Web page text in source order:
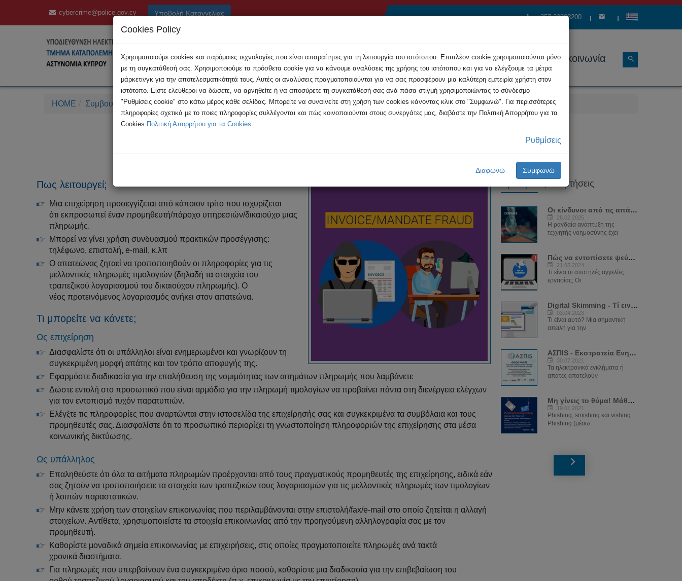
cybercrime@police.gov.cy Υποβολή Καταγγελίας +357 22808200
Αρχική Συμβουλές Εκδηλώσεις Ανακοινώσεις Διάρθρωση Επικοινωνία
HOME Συμβουλές Απάτες μέσω Διαδικτύου Απάτη μέσω τιμολογίων και λοιπών παραστατικών
Πως λειτουργεί;
Μια επιχείρηση προσεγγίζεται από κάποιον τρίτο που ισχυρίζεται
ότι εκπροσωπεί έναν προμηθευτή/πάροχο υπηρεσιών/δικαιούχο μιας
πληρωμής.
Μπορεί να γίνει χρήση συνδυασμού πρακτικών προσέγγισης:
τηλέφωνο, επιστολή, e-mail, κ.λπ
Ο απατεώνας ζηταεί να τροποποιηθούν οι πληροφορίες για τις
μελλοντικές πληρωμές τιμολογιών (δηλαδή τα στοιχεία του
τραπεζικού λογαριασμού του δικαιούχου πληρωμής). Ο
νέος προτεινόμενος λογαριασμός ανήκει στον απατεώνα.
Τι μπορείτε να κάνετε;
Ως επιχείρηση
Διασφαλίστε ότι οι υπάλληλοι είναι ενημερωμένοι και γνωρίζουν τη
συγκεκριμένη μορφή απάτης και τον τρόπο αποφυγής της.
Εφαρμόστε διαδικασία για την επαλήθευση της νομιμότητας των αιτημάτων πληρωμής που λαμβάνετε
Δώστε εντολή στο προσωπικό που είναι αρμόδιο για την πληρωμή τιμολογίων να προβαίνει πάντα στη διενέργεια ελέγχων
για τον εντοπισμό τυχόν παρατυπιών.
Ελέγξτε τις πληροφορίες που αναρτώνται στην ιστοσελίδα της επιχείρησής σας και συγκεκριμένα τα συμβόλαια και τους
προμηθευτές σας. Διασφαλίστε ότι το προσωπικό περιορίζει τη γνωστοποίηση πληροφοριών της επιχείρησης στα μέσα
κοινωνικής δικτύωσης.
Ως υπάλληλος
Επαληθεύστε ότι όλα τα αιτήματα πληρωμών προέρχονται από τους πραγματικούς προμηθευτές της επιχείρησης, ειδικά εάν
σας ζητούν να τροποποιήσετε τα στοιχεία των τραπεζικών τους λογαριασμών για τις μελλοντικές πληρωμές των τιμολογίων
ή λοιπών παραστατικών.
Μην κάνετε χρήση των στοιχείων επικοινωνίας που περιλαμβάνονται στην επιστολή/fax/e-mail στο οποίο ζητείται η αλλαγή
στοιχείων. Αντίθετα, χρησιμοποιείστε τα στοιχεία επικοινωνίας από την προηγούμενη αλληλογραφία σας με τον
προμηθευτή.
Καθορίστε μοναδικά σημεία επικοινωνίας με επιχειρήσεις, στις οποίες πραγματοποιείτε πληρωμές ανά τακτά
χρονικά διαστήματα.
Για πληρωμές που υπερβαίνουν ένα συγκεκριμένο όριο ποσού, καθορίστε μια διαδικασία για την επιβεβαίωση του
Πρόσφατες Αναρτήσεις
Οι κίνδυνοι από τις απάτες μέσω AI και...
28.02.2025
Η ραγδαία ανάπτυξη της
τεχνητής νοημοσύνης έχει
Πώς να εντοπίσετε ψεύτικες αγγελίες...
21.05.2024
Τι είναι οι απατηλές αγγελίες
εργασίας; Οι
Digital Skimming - Τί ειναι και πως...
03.04.2023
Τι είναι αυτό? Μια σημαντική
απειλή για την
ΑΣΠIS - Εκστρατεία Ενημέρωσης για τις...
30.07.2021
Τα ηλεκτρονικά εγκλήματα ή
απάτες αποτελούν
Μη γίνεις το θύμα! Μάθε όλα όσα πρέπει...
19.01.2021
Phishing, smishing και vishing
Phishing (μέσω
Cookies Policy
Χρησιμοποιούμε cookies και παρόμοιες τεχνολογίες που είναι απαραίτητες για τη λειτουργία του ιστότοπου. Επιπλέον cookie χρησιμοποιούνται μόνο
με τη συγκατάθεσή σας. Χρησιμοποιούμε τα πρόσθετα cookie για να κάνουμε αναλύσεις της χρήσης του ιστότοπου και για να ελέγξουμε τα μέτρα
μάρκετινγκ για την αποτελεσματικότητά τους. Αυτές οι αναλύσεις πραγματοποιούνται για να σας προσφέρουν μια καλύτερη εμπειρία χρήστη στον
ιστότοπο. Είστε ελεύθεροι να δώσετε, να αρνηθείτε ή να αποσύρετε τη συγκατάθεσή σας ανά πάσα στιγμή χρησιμοποιώντας το σύνδεσμο
"Ρυθμίσεις cookie" στο κάτω μέρος κάθε σελίδας. Μπορείτε να συναινείτε στη χρήση των cookies κάνοντας κλικ στο "Συμφωνώ". Για περισσότερες
πληροφορίες σχετικά με το ποιες πληροφορίες συλλέγονται και πώς κοινοποιούνται στους συνεργάτες μας, διαβάστε την Πολιτική Απορρήτου για τα
Cookies Πολιτική Απορρήτου για τα Cookies.
Ρυθμίσεις
Διαφωνώ Συμφωνώ